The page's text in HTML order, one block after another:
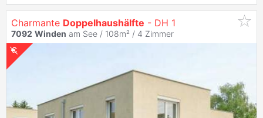
Charmante Doppelhaushälfte - DH 1
7092 Winden am See / 108m² / 4 Zimmer